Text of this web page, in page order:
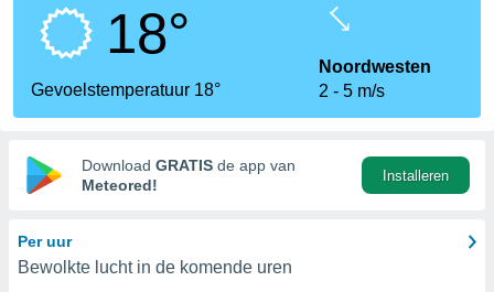
verstrekte
hoge
hebt de
voor
op basis
18°
Gevoelstemperatuur 18°
Noordwesten
2
5 m/s
Download GRATIS de app van
Meteored!
Installeren
Per uur
Bewolkte lucht in de komende uren